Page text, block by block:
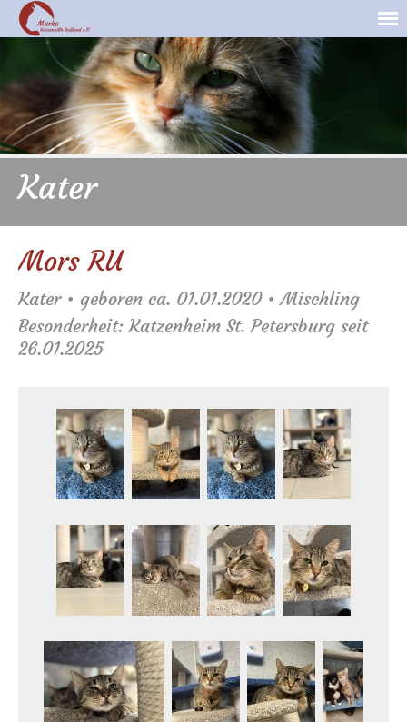
Kater
Mors RU
Kater • geboren ca. 01.01.2020 • Mischling
Besonderheit: Katzenheim St. Petersburg seit
26.01.2025